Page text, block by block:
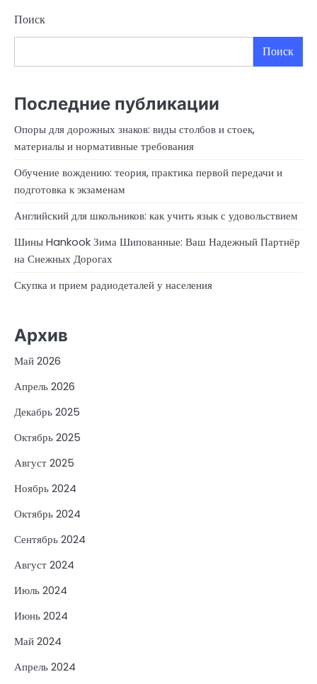
Поиск
Поиск
Последние публикации
Опоры для дорожных знаков: виды столбов и стоек,
материалы и нормативные требования
Обучение вождению: теория, практика первой передачи и
подготовка к экзаменам
Английский для школьников: как учить язык с удовольствием
Шины Hankook Зима Шипованные: Ваш Надежный Партнёр
на Снежных Дорогах
Скупка и прием радиодеталей у населения
Архив
Май 2026
Апрель 2026
Декабрь 2025
Октябрь 2025
Август 2025
Ноябрь 2024
Октябрь 2024
Сентябрь 2024
Август 2024
Июль 2024
Июнь 2024
Май 2024
Апрель 2024